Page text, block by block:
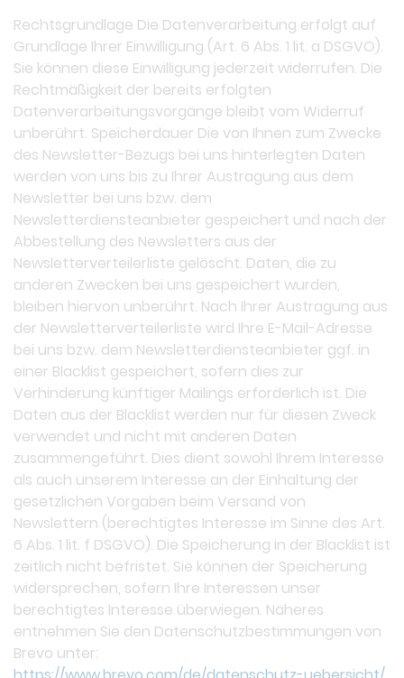
Rechtsgrundlage Die Datenverarbeitung erfolgt auf
Grundlage Ihrer Einwilligung (Art. 6 Abs. 1 lit. a DSGVO).
Sie können diese Einwilligung jederzeit widerrufen. Die
Rechtmäßigkeit der bereits erfolgten
Datenverarbeitungsvorgänge bleibt vom Widerruf
unberührt. Speicherdauer Die von Ihnen zum Zwecke
des Newsletter-Bezugs bei uns hinterlegten Daten
werden von uns bis zu Ihrer Austragung aus dem
Newsletter bei uns bzw. dem
Newsletterdiensteanbieter gespeichert und nach der
Abbestellung des Newsletters aus der
Newsletterverteilerliste gelöscht. Daten, die zu
anderen Zwecken bei uns gespeichert wurden,
bleiben hiervon unberührt. Nach Ihrer Austragung aus
der Newsletterverteilerliste wird Ihre E-Mail-Adresse
bei uns bzw. dem Newsletterdiensteanbieter ggf. in
einer Blacklist gespeichert, sofern dies zur
Verhinderung künftiger Mailings erforderlich ist. Die
Daten aus der Blacklist werden nur für diesen Zweck
verwendet und nicht mit anderen Daten
zusammengeführt. Dies dient sowohl Ihrem Interesse
als auch unserem Interesse an der Einhaltung der
gesetzlichen Vorgaben beim Versand von
Newslettern (berechtigtes Interesse im Sinne des Art.
6 Abs. 1 lit. f DSGVO). Die Speicherung in der Blacklist ist
zeitlich nicht befristet. Sie können der Speicherung
widersprechen, sofern Ihre Interessen unser
berechtigtes Interesse überwiegen. Näheres
entnehmen Sie den Datenschutzbestimmungen von
Brevo unter: